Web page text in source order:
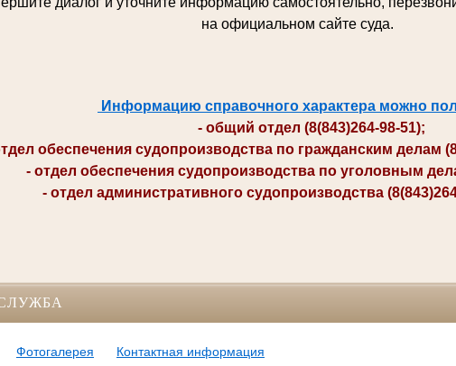
на официальном сайте суда.
Информацию справочного характера можно
- общий отдел (8(843)264-98-51);
обеспечения судопроизводства по гражданским делам
- отдел обеспечения судопроизводства по уголовным
- отдел административного судопроизводства
Фотогалерея
Контактная информация